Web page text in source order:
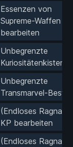
Essenzen von
Supreme-Waffen
bearbeiten
Unbegrenzte
Kuriositätenkisten
Unbegrenzte
Transmarvel-
(Endloses
KP bearbeiten
(Endloses